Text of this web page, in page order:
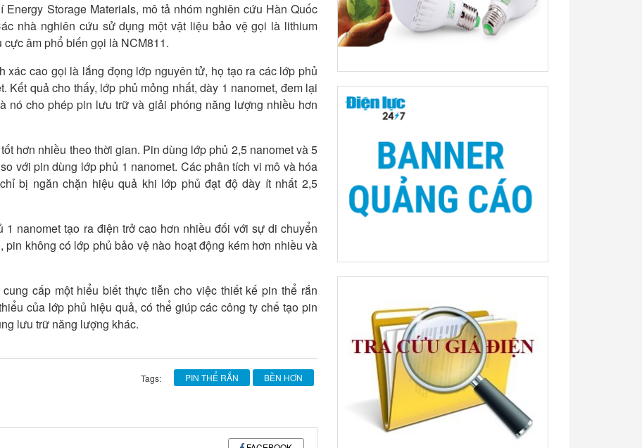
Storage Materials, mô tả nhóm nghiên cứu Hàn Quốc
nhà nghiên cứu sử dụng một vật liệu bảo vệ gọi là lithium
âm phổ biến gọi là NCM811.
cao gọi là lắng đọng lớp nguyên tử, họ tạo ra các lớp phủ
Kết quả cho thấy, lớp phủ mỏng nhất, dày 1 nanomet, đem lại
nó cho phép pin lưu trữ và giải phóng năng lượng nhiều hơn
hơn nhiều theo thời gian. Pin dùng lớp phủ 2,5 nanomet và 5
với pin dùng lớp phủ 1 nanomet. Các phân tích vi mô và hóa
bị ngăn chặn hiệu quả khi lớp phủ đạt độ dày ít nhất 2,5
nanomet tạo ra điện trở cao hơn nhiều đối với sự di chuyển
không có lớp phủ bảo vệ nào hoạt động kém hơn nhiều và
cấp một hiểu biết thực tiễn cho việc thiết kế pin thể rắn
của lớp phủ hiệu quả, có thể giúp các công ty chế tạo pin
lưu trữ năng lượng khác.
Tags: PIN THỂ RẮN BỀN HƠN